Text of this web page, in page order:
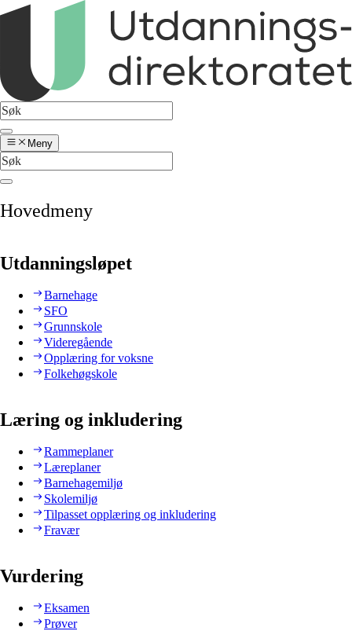
Meny
Hovedmeny
Utdanningsløpet
Barnehage
SFO
Grunnskole
Videregående
Opplæring for voksne
Folkehøgskole
Læring og inkludering
Rammeplaner
Læreplaner
Barnehagemiljø
Skolemiljø
Tilpasset opplæring og inkludering
Fravær
Vurdering
Eksamen
Prøver